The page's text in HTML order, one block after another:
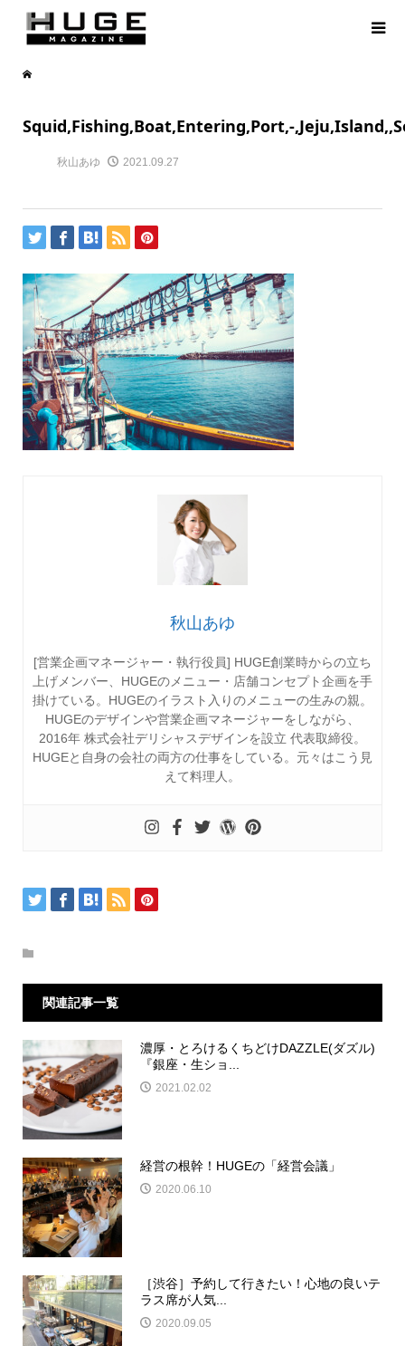
Squid,Fishing,Boat,Entering,Port,-
秋山あゆ 2021.09.27
秋山あゆ
[営業企画マネージャー・執行役員] HUGE創業時からの立ち
上げメンバー、HUGEのメニュー・店舗コンセプト企画を手
掛けている。HUGEのイラスト入りのメニューの生みの親。
HUGEのデザインや営業企画マネージャーをしながら、
2016年 株式会社デリシャスデザインを設立 代表取締役。
HUGEと自身の会社の両方の仕事をしている。元々はこう見
えて料理人。
関連記事一覧
濃厚・とろけるくちどけDAZZLE(ダズル)
『銀座・生ショ...
2021.02.02
経営の根幹！HUGEの「経営会議」
2020.06.10
［渋谷］予約して行きたい！心地の良いテ
ラス席が人気...
2020.09.05